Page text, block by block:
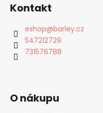
Kontakt
eshop@barley.cz
547212729
731576788
O nákupu